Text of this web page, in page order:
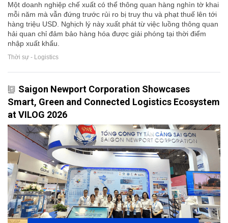
Một doanh nghiệp chế xuất có thể thông quan hàng nghìn tờ khai
mỗi năm mà vẫn đứng trước rủi ro bị truy thu và phạt thuế lên tới
hàng triệu USD. Nghịch lý này xuất phát từ việc luồng thông quan
hải quan chỉ đảm bảo hàng hóa được giải phóng tại thời điểm
nhập xuất khẩu.
Thời sự - Logistics
Saigon Newport Corporation Showcases
Smart, Green and Connected Logistics Ecosystem
at VILOG 2026